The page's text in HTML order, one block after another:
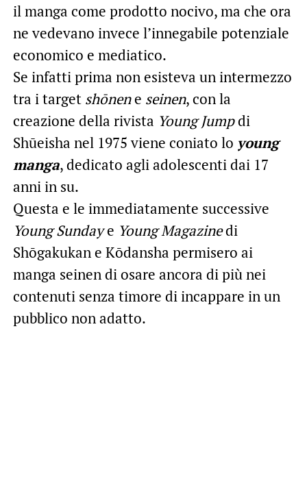
il manga come prodotto nocivo, ma che ora
ne vedevano invece l’innegabile potenziale
economico e mediatico.
Se infatti prima non esisteva un intermezzo
tra i target shōnene seinen, con la
creazione della rivista Young Jumpdi
Shūeisha nel 1975 viene coniato lo young
manga, dedicato agli adolescenti dai 17
anni in su.
Questa e le immediatamente successive
Young Sundaye Young Magazinedi
Shōgakukan e Kōdansha permisero ai
manga seinen di osare ancora di più nei
contenuti senza timore di incappare in un
pubblico non adatto.